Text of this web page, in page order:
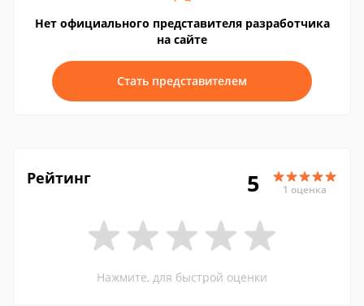
Нет официального представителя разработчика
на сайте
Стать представителем
Рейтинг 5 1 оценка
Нажмите, для быстрой оценки